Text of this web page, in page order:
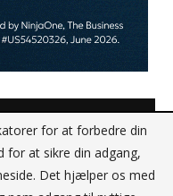
for at forbedre din
for at sikre din adgang,
Det hjælper os med